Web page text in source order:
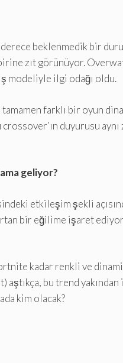
beklenmedik bir
zıt görünüyor.
modeliyle ilgi odağı oldu.
farklı bir oyun
duyurusu
geliyor?
etkileşim şekli
bir eğilime işaret
kadar renkli ve
bu trend
kim olacak?